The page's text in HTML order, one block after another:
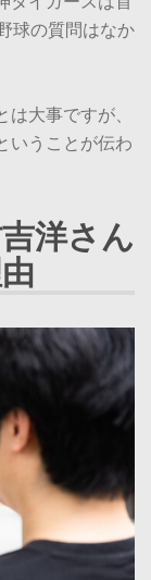
球の質問はなか
大事ですが、
いうことが伝わ
洋さん